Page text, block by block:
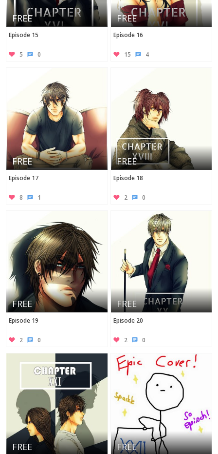
FREE
Episode 15
5 0
FREE
Episode 16
15 4
FREE
Episode 17
8 1
FREE
Episode 18
2 0
FREE
Episode 19
2 0
FREE
Episode 20
2 0
FREE FREE